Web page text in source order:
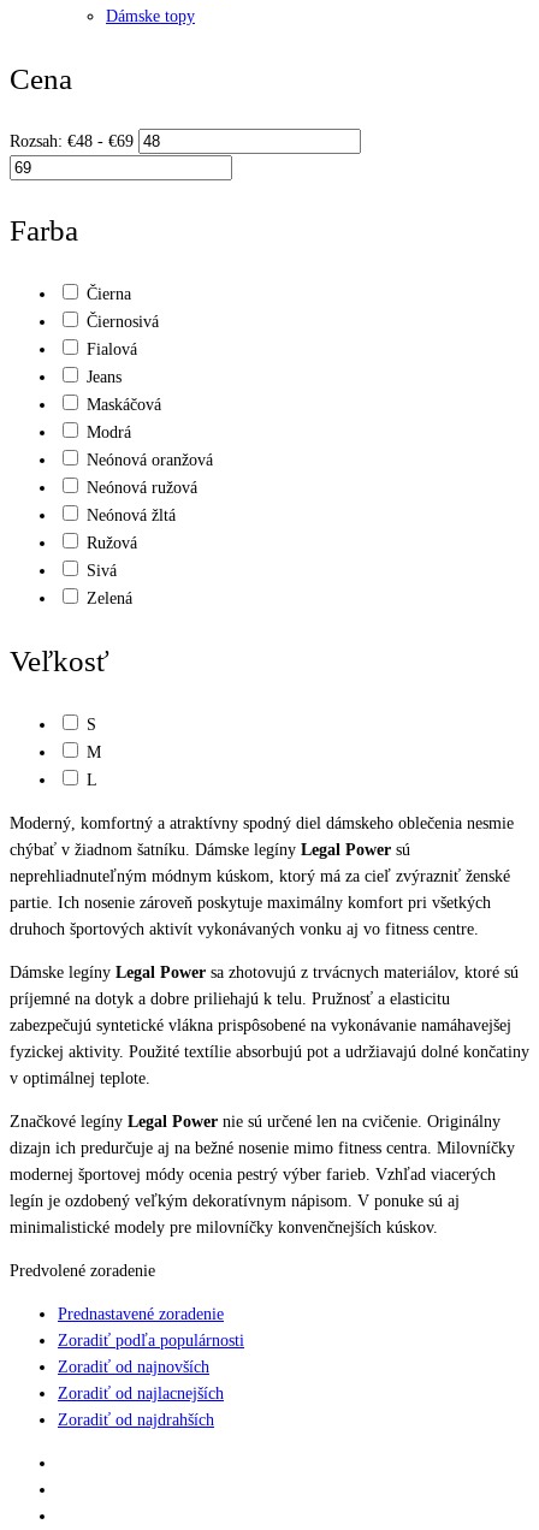
Dámske topy
Cena
Rozsah: €48 - €69
Farba
Čierna
Čiernosivá
Fialová
Jeans
Maskáčová
Modrá
Neónová oranžová
Neónová ružová
Neónová žltá
Ružová
Sivá
Zelená
Veľkosť
S
M
L
Moderný, komfortný a atraktívny spodný diel dámskeho oblečenia nesmie
chýbať v žiadnom šatníku. Dámske legíny Legal Power sú
neprehliadnuteľným módnym kúskom, ktorý má za cieľ zvýrazniť ženské
partie. Ich nosenie zároveň poskytuje maximálny komfort pri všetkých
druhoch športových aktivít vykonávaných vonku aj vo fitness centre.
Dámske legíny Legal Power sa zhotovujú z trvácnych materiálov, ktoré sú
príjemné na dotyk a dobre priliehajú k telu. Pružnosť a elasticitu
zabezpečujú syntetické vlákna prispôsobené na vykonávanie namáhavejšej
fyzickej aktivity. Použité textílie absorbujú pot a udržiavajú dolné končatiny
v optimálnej teplote.
Značkové legíny Legal Power nie sú určené len na cvičenie. Originálny
dizajn ich predurčuje aj na bežné nosenie mimo fitness centra. Milovníčky
modernej športovej módy ocenia pestrý výber farieb. Vzhľad viacerých
legín je ozdobený veľkým dekoratívnym nápisom. V ponuke sú aj
minimalistické modely pre milovníčky konvenčnejších kúskov.
Predvolené zoradenie
Prednastavené zoradenie
Zoradiť podľa populárnosti
Zoradiť od najnovších
Zoradiť od najlacnejších
Zoradiť od najdrahších